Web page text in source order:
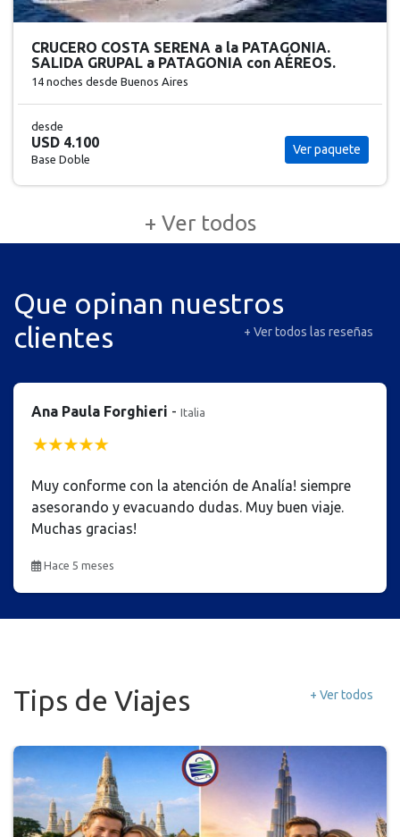
CRUCERO COSTA SERENA a la PATAGONIA.
SALIDA GRUPAL a PATAGONIA con AÉREOS.
14 noches desde Buenos Aires
desde
USD 4.100
Base Doble
Ver paquete
+ Ver todos
Que opinan nuestros
clientes
+ Ver todos las reseñas
Ana Paula Forghieri - Italia
Muy conforme con la atención de Analía! siempre
asesorando y evacuando dudas. Muy buen viaje.
Muchas gracias!
Hace 5 meses
Tips de Viajes + Ver todos